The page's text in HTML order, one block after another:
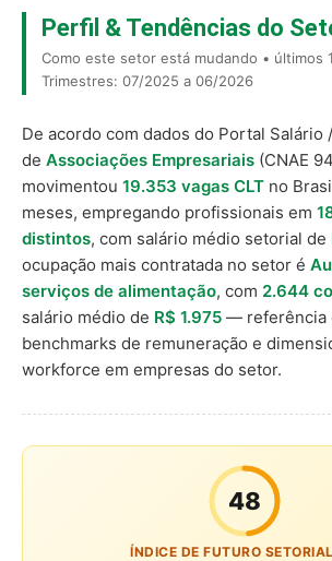
Perfil & Tendências do
Como este setor está mudando • últimos
Trimestres: 07/2025 a 06/2026
De acordo com dados do Portal Salário
de Associações Empresariais (CNAE
movimentou 19.353 vagas CLT no
meses, empregando profissionais em
distintos, com salário médio setorial de
ocupação mais contratada no setor é
serviços de alimentação, com 2.644
salário médio de R$ 1.975 — referência
benchmarks de remuneração e
workforce em empresas do setor.
48
ÍNDICE DE FUTURO SETORIAL